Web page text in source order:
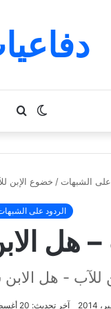
بحث
عن
الوضع
المظلم
على الشبهات / خضوع الإبن
الردود على
– هل
للآب - هل
آخر تحديث: 20 أغسطس، 2025